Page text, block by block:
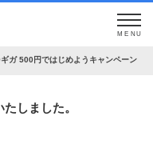
MENU
ガ 500円ではじめようキャンペーン
しました。